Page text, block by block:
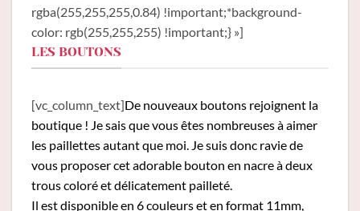
rgba(255,255,255,0.84) !important;*background-
color: rgb(255,255,255) !important;} »]
LES BOUTONS
[vc_column_text]De nouveaux boutons rejoignent la
boutique ! Je sais que vous êtes nombreuses à aimer
les paillettes autant que moi. Je suis donc ravie de
vous proposer cet adorable bouton en nacre à deux
trous coloré et délicatement pailleté.
Il est disponible en 6 couleurs et en format 11mm,